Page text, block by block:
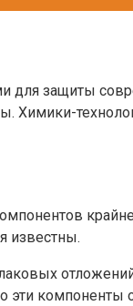
защиты
Химики-
известны.
компоненты